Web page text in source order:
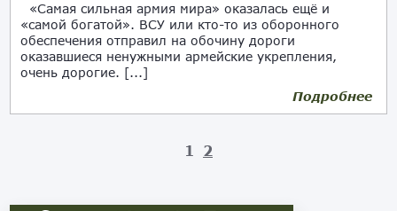
«Самая сильная армия мира» оказалась ещё и
«самой богатой». ВСУ или кто-то из оборонного
обеспечения отправил на обочину дороги
оказавшиеся ненужными армейские укрепления,
очень дорогие. [...]
Подробнее
1 2